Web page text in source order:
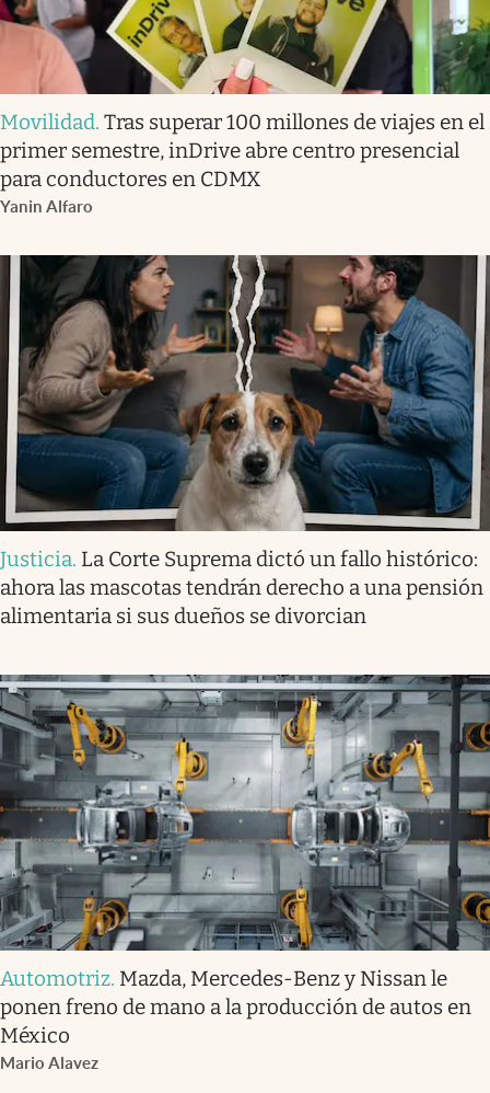
Movilidad. Tras superar 100 millones de viajes en el
primer semestre, inDrive abre centro presencial
para conductores en CDMX
Yanin Alfaro
Justicia. La Corte Suprema dictó un fallo histórico:
ahora las mascotas tendrán derecho a una pensión
alimentaria si sus dueños se divorcian
Automotriz. Mazda, Mercedes-Benz y Nissan le
ponen freno de mano a la producción de autos en
México
Mario Alavez